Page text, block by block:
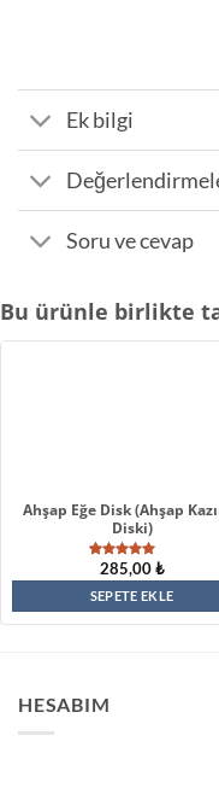
Ek bilgi
Soru ve cevap
Bu ürünle birlikte
Ahşap Eğe Disk (Ahşap
Diski)
müşteri
puanına
dayanarak
5.00puan
285,00₺
SEPETE EKLE
HESABIM